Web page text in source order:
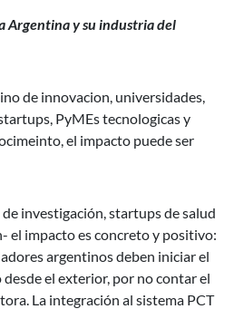
Argentina y su industria del
de innovacion, universidades,
PyMEs tecnologicas y
el impacto puede ser
investigación, startups de salud
el impacto es concreto y positivo:
argentinos deben iniciar el
el exterior, por no contar el
La integración al sistema PCT